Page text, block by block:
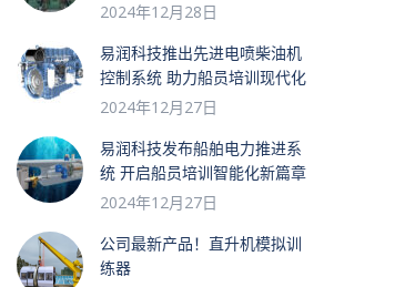
2024年12月28日
易润科技推出先进电喷柴油机
控制系统 助力船员培训现代化
2024年12月27日
易润科技发布船舶电力推进系
统 开启船员培训智能化新篇章
2024年12月27日
公司最新产品！直升机模拟训
练器